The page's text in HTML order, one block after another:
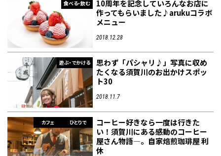
食べる・飲む
10周年を記念していろんなお店に
作ってもらいました♪arukuコラボ
メニュー
2018.12.28
遊ぶ・でかける
思わず「パシャリ♪」写真に収め
たくなる須賀川のお出かけスポッ
ト30
2018.11.7
カフェ ひとりで
コーヒー好きなら一度は行きた
い！須賀川にある感動のコーヒー
屋さん物語―。自家焙煎珈琲屋 利
休